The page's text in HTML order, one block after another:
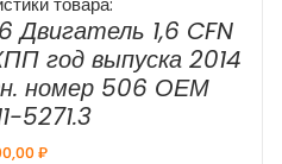
Двигатель 1,6 CFN
год выпуска 2014
номер 506 ОЕМ
5271.3
₽